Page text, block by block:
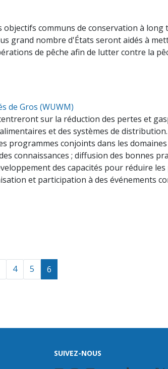
communs de conservation à
grand nombre d'États seront aidés à
de pêche afin de lutter contre la
de Gros (WUWM)
sur la réduction des pertes et
et des systèmes de
programmes conjoints dans les
connaissances ; diffusion des bonnes
des capacités pour réduire
et participation à des événements
4 5 6
SUIVEZ-NOUS